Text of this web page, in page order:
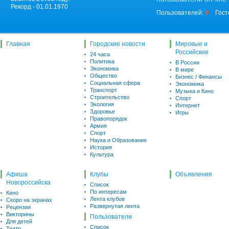
Рекорд - 01.01.1970
Пользователей: 0
Главная Городские новости
24 часа
Политика
Экономика
Общество
Социальная сфера
Транспорт
Строительство
Экология
Здоровье
Правопорядок
Армия
Спорт
Наука и Образование
История
Культура
Мировые и
Российские
В России
В мире
Бизнес / Финансы
Экономика
Музыка и Кино
Спорт
Интернет
Игры
Афиша
Новороссийска
Кино
Скоро на экранах
Рецензии
Викторины
Для детей
Клубы
Список
По интересам
Лента клубов
Развернутая лента
Пользователи
Список
Объявления